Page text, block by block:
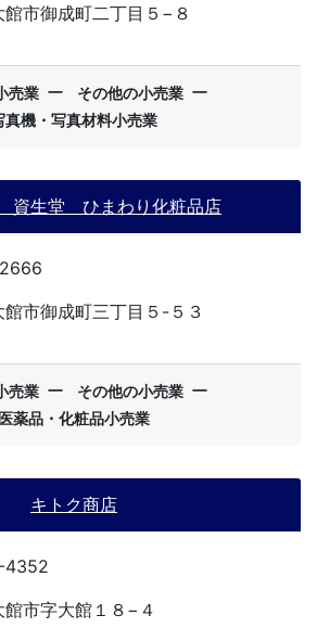
館市御成町二丁目５−８
売業 ー その他の小売業 ー
真機・写真材料小売業
資生堂 ひまわり化粧品店
館市御成町三丁目５-５３
売業 ー その他の小売業 ー
医薬品・化粧品小売業
キトク商店
4352
館市字大館１８−４